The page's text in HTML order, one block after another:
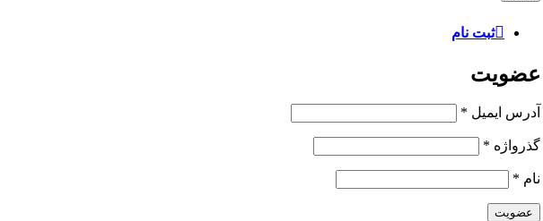
ثبت نام
عضویت
آدرس ایمیل *
گذرواژه *
نام *
عضویت